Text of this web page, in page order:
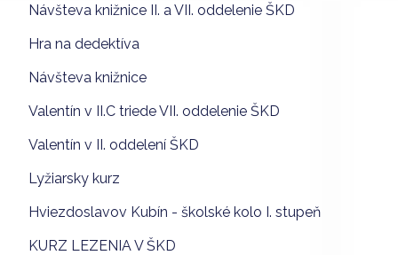
Návšteva knižnice II. a VII. oddelenie ŠKD
Hra na dedektíva
Návšteva knižnice
Valentín v II.C triede VII. oddelenie ŠKD
Valentín v II. oddelení ŠKD
Lyžiarsky kurz
Hviezdoslavov Kubín - školské kolo I. stupeň
KURZ LEZENIA V ŠKD